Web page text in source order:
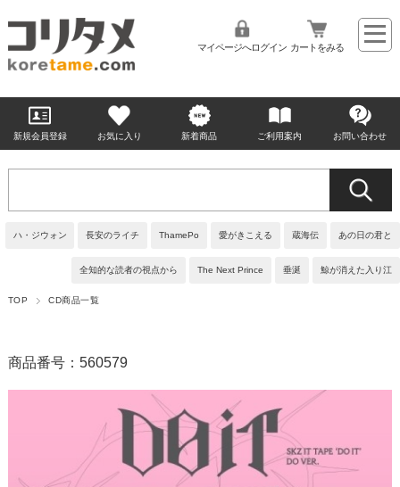
マイページへログイン カートをみる
新規会員登録 お気に入り 新着商品 ご利用案内 お問い合わせ
ハ・ジウォン 長安のライチ ThamePo 愛がきこえる 蔵海伝 あの日の君と
全知的な読者の視点から The Next Prince 垂涎 鯨が消えた入り江
TOP CD商品一覧
商品番号：560579